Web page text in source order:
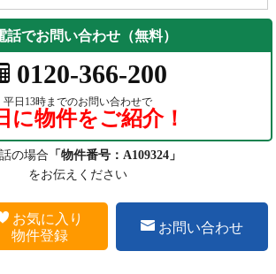
話でお問い合わせ（無料）
0120-366-200
平日13時までのお問い合わせで
に物件をご紹介！
の場合 「物件番号：A109324」
をお伝えください
お気に入り
物件登録
お問い合わせ